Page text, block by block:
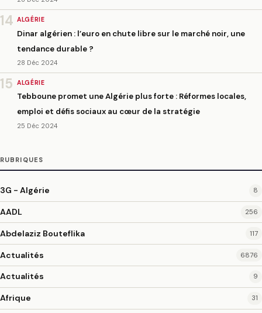
14 ALGÉRIE
Dinar algérien : l’euro en chute libre sur le marché noir, une
tendance durable ?
28 Déc 2024
15 ALGÉRIE
Tebboune promet une Algérie plus forte : Réformes locales,
emploi et défis sociaux au cœur de la stratégie
25 Déc 2024
RUBRIQUES
3G - Algérie 8
AADL 256
Abdelaziz Bouteflika 117
Actualités 6876
Actualités 9
Afrique 31